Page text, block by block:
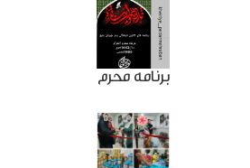
برنامه محرم